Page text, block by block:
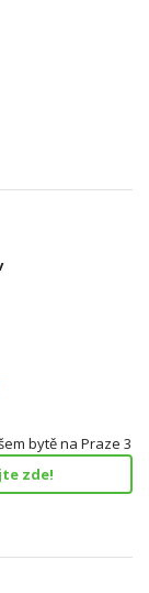
bytě na Praze 3
zde!